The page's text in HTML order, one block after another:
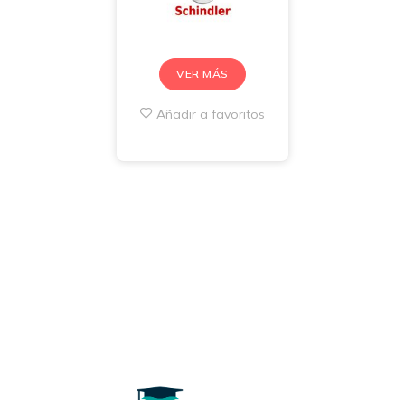
VER MÁS
Añadir a favoritos